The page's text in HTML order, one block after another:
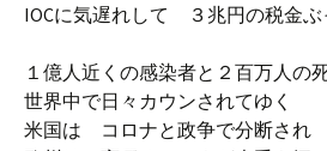
IOCに気遅れして ３兆円の税金ぶ
１億人近くの感染者と２百万人の
世界中で日々カウンされてゆく
米国は コロナと政争で分断され